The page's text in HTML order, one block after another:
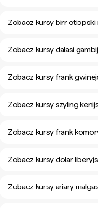
Zobacz kursy birr etiopski
Zobacz kursy dalasi
Zobacz kursy frank
Zobacz kursy szyling
Zobacz kursy frank
Zobacz kursy dolar
Zobacz kursy ariary